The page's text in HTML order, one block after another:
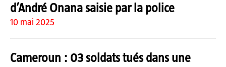
d’André Onana saisie par la police
10 mai 2025
Cameroun : 03 soldats tués dans une